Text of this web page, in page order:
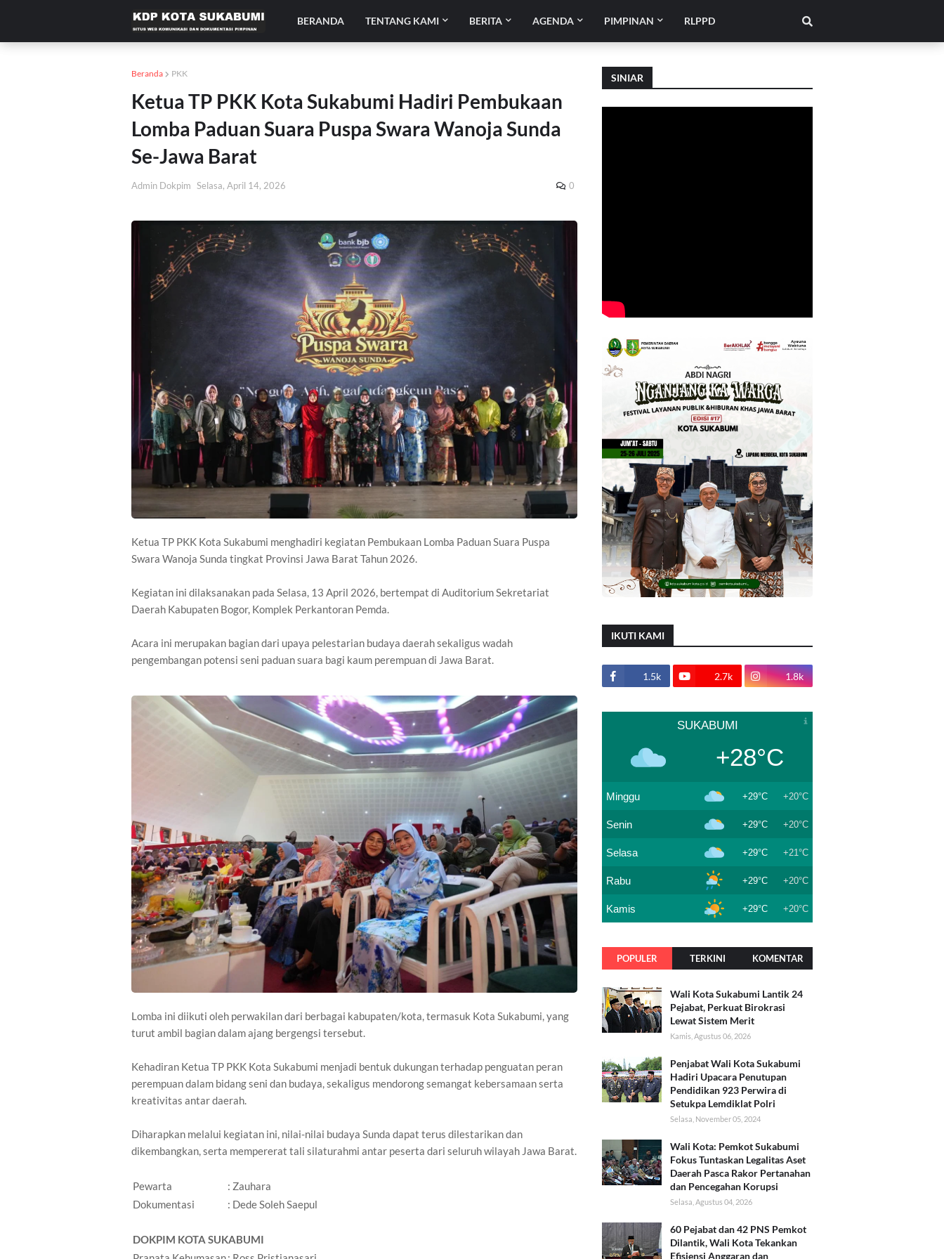
BERANDA TENTANG KAMI BERITA AGENDA PIMPINAN RLPPD
Beranda PKK
Ketua TP PKK Kota Sukabumi Hadiri Pembukaan
Lomba Paduan Suara Puspa Swara Wanoja Sunda
Se-Jawa Barat
Admin Dokpim Selasa, April 14, 2026 0
Ketua TP PKK Kota Sukabumi menghadiri kegiatan Pembukaan Lomba Paduan Suara Puspa
Swara Wanoja Sunda tingkat Provinsi Jawa Barat Tahun 2026.
Kegiatan ini dilaksanakan pada Selasa, 13 April 2026, bertempat di Auditorium Sekretariat
Daerah Kabupaten Bogor, Komplek Perkantoran Pemda.
Acara ini merupakan bagian dari upaya pelestarian budaya daerah sekaligus wadah
pengembangan potensi seni paduan suara bagi kaum perempuan di Jawa Barat.
Lomba ini diikuti oleh perwakilan dari berbagai kabupaten/kota, termasuk Kota Sukabumi, yang
turut ambil bagian dalam ajang bergengsi tersebut.
Kehadiran Ketua TP PKK Kota Sukabumi menjadi bentuk dukungan terhadap penguatan peran
perempuan dalam bidang seni dan budaya, sekaligus mendorong semangat kebersamaan serta
kreativitas antar daerah.
Diharapkan melalui kegiatan ini, nilai-nilai budaya Sunda dapat terus dilestarikan dan
dikembangkan, serta mempererat tali silaturahmi antar peserta dari seluruh wilayah Jawa Barat.
Pewarta
: Zauhara
Dokumentasi
: Dede Soleh Saepul
DOKPIM KOTA SUKABUMI
SINIAR
IKUTI KAMI
1.5k 2.7k 1.8k
SUKABUMI
+28°C
Minggu +29°C +20°C
Senin +29°C +20°C
Selasa +29°C +21°C
Rabu +29°C +20°C
Kamis +29°C +20°C
POPULER TERKINI KOMENTAR
Wali Kota Sukabumi Lantik 24
Pejabat, Perkuat Birokrasi
Lewat Sistem Merit
Kamis, Agustus 06, 2026
Penjabat Wali Kota Sukabumi
Hadiri Upacara Penutupan
Pendidikan 923 Perwira di
Setukpa Lemdiklat Polri
Selasa, November 05, 2024
Wali Kota: Pemkot Sukabumi
Fokus Tuntaskan Legalitas Aset
Daerah Pasca Rakor Pertanahan
dan Pencegahan Korupsi
Selasa, Agustus 04, 2026
60 Pejabat dan 42 PNS Pemkot
Dilantik, Wali Kota Tekankan
Efisiensi Anggaran dan